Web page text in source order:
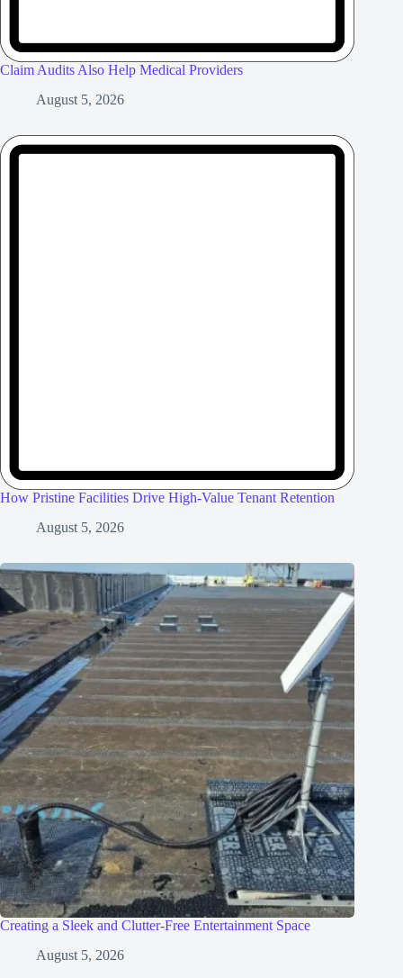
Claim Audits Also Help Medical Providers
August 5, 2026
How Pristine Facilities Drive High-Value Tenant Retention
August 5, 2026
Creating a Sleek and Clutter-Free Entertainment Space
August 5, 2026